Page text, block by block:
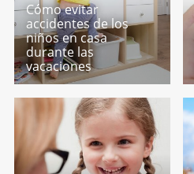
Cómo evitar
accidentes de los
niños en casa
durante las
vacaciones